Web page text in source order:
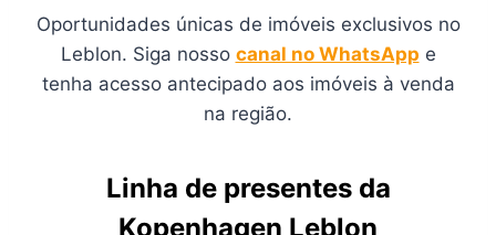
Oportunidades únicas de imóveis exclusivos no
Leblon. Siga nosso canal no WhatsApp e
tenha acesso antecipado aos imóveis à venda
na região.
Linha de presentes da
Kopenhagen Leblon